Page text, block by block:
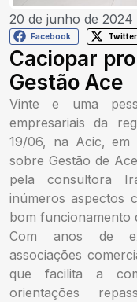
20 de junho de 2024
Facebook Twitter
Caciopar
Gestão Ace
Vinte e uma
empresariais da
19/06, na Acic, em
sobre Gestão de
pela consultora
inúmeros aspectos
bom funcionamento
Com anos de
associações
que facilita a
orientações